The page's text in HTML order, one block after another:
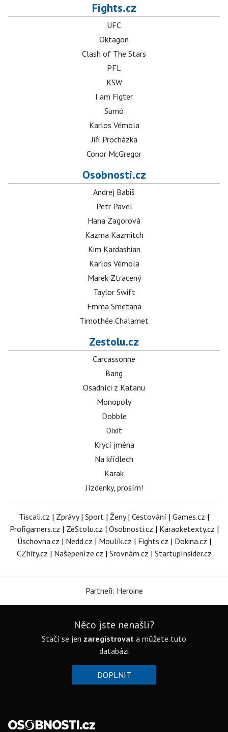
Fights.cz
UFC
Oktagon
Clash of The Stars
PFL
KSW
I am Figter
Sumó
Karlos Vémola
Jiří Procházka
Conor McGregor
Osobnosti.cz
Andrej Babiš
Petr Pavel
Hana Zagorová
Kazma Kazmitch
Kim Kardashian
Karlos Vémola
Marek Ztracený
Taylor Swift
Emma Smetana
Timothée Chalamet
Zestolu.cz
Carcassonne
Bang
Osadníci z Katanu
Monopoly
Dobble
Dixit
Krycí jména
Na křídlech
Karak
Jízdenky, prosím!
Tiscali.cz | Zprávy| Sport | Ženy| Cestování | Games.cz |
Profigamers.cz | ZeStolu.cz | Osobnosti.cz | Karaoketexty.cz |
Úschovna.cz | Nedd.cz | Moulík.cz | Fights.cz | Dokina.cz |
CZhity.cz | Našepeníze.cz | Srovnám.cz | StartupInsider.cz
Partneři: Heroine
Něco jste nenašli?
Stačí se jen zaregistrovat a můžete tuto
databázi
DOPLNIT